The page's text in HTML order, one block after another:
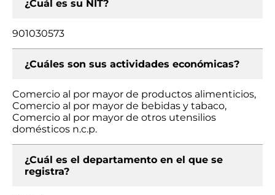
¿Cuál es su NIT?
901030573
¿Cuáles son sus actividades económicas?
Comercio al por mayor de productos alimenticios,
Comercio al por mayor de bebidas y tabaco,
Comercio al por mayor de otros utensilios
domésticos n.c.p.
¿Cuál es el departamento en el que se
registra?